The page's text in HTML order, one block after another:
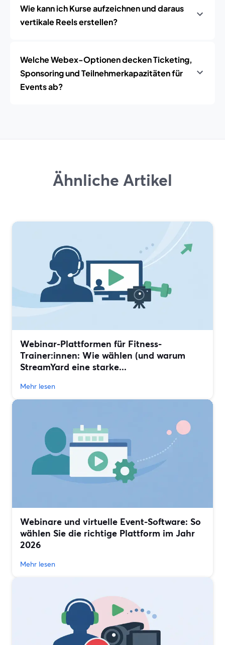
Wie kann ich Kurse aufzeichnen und daraus
vertikale Reels erstellen?
Welche Webex-Optionen decken Ticketing,
Sponsoring und Teilnehmerkapazitäten für
Events ab?
Ähnliche Artikel
Webinar-Plattformen für Fitness-
Trainer:innen: Wie wählen (und warum
StreamYard eine starke...
Mehr lesen
Webinare und virtuelle Event-Software: So
wählen Sie die richtige Plattform im Jahr
2026
Mehr lesen